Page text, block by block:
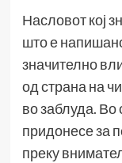
Насловот кој
што е
значително
од страна на
во заблуда. Во
придонесе за
преку